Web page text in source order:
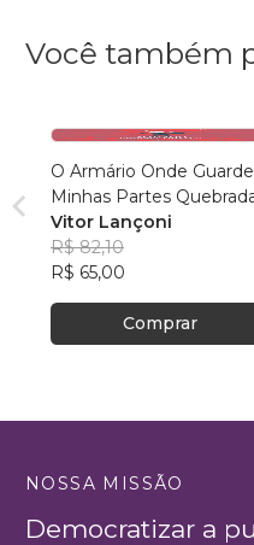
Você também
O Armário Onde
Minhas Partes
Vitor Lançoni
R$ 82,10
R$ 65,00
Comprar
NOSSA MISSÃO
Democratizar a